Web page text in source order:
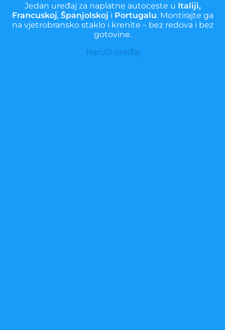
Jedan uređaj za naplatne autoceste u Italiji,
Francuskoj, Španjolskoj i Portugalu. Montirajte ga
na vjetrobransko staklo i krenite – bez redova i bez
gotovine.
Naruči uređaj